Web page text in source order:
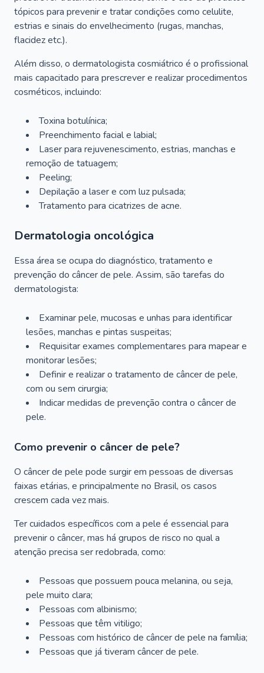
tópicos para prevenir e tratar condições como celulite,
estrias e sinais do envelhecimento (rugas, manchas,
flacidez etc.).
Além disso, o dermatologista cosmiátrico é o profissional
mais capacitado para prescrever e realizar procedimentos
cosméticos, incluindo:
Toxina botulínica;
Preenchimento facial e labial;
Laser para rejuvenescimento, estrias, manchas e
remoção de tatuagem;
Peeling;
Depilação a laser e com luz pulsada;
Tratamento para cicatrizes de acne.
Dermatologia oncológica
Essa área se ocupa do diagnóstico, tratamento e
prevenção do câncer de pele. Assim, são tarefas do
dermatologista:
Examinar pele, mucosas e unhas para identificar
lesões, manchas e pintas suspeitas;
Requisitar exames complementares para mapear e
monitorar lesões;
Definir e realizar o tratamento de câncer de pele,
com ou sem cirurgia;
Indicar medidas de prevenção contra o câncer de
pele.
Como prevenir o câncer de pele?
O câncer de pele pode surgir em pessoas de diversas
faixas etárias, e principalmente no Brasil, os casos
crescem cada vez mais.
Ter cuidados específicos com a pele é essencial para
prevenir o câncer, mas há grupos de risco no qual a
atenção precisa ser redobrada, como:
Pessoas que possuem pouca melanina, ou seja,
pele muito clara;
Pessoas com albinismo;
Pessoas que têm vitiligo;
Pessoas com histórico de câncer de pele na família;
Pessoas que já tiveram câncer de pele.